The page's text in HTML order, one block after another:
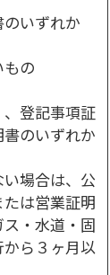
のいずれか
もの
、登記事項証
のいずれか
い場合は、公
は営業証明
・水道・固
ら３ヶ月以